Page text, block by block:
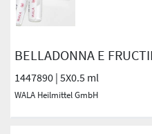
BELLADONNA E
1447890 | 5X0.5 ml
WALA Heilmittel GmbH